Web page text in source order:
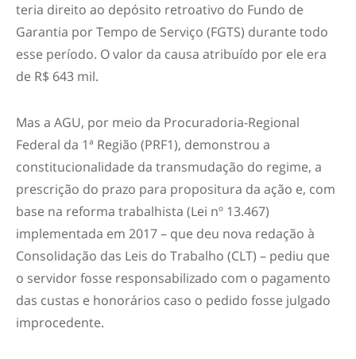
teria direito ao depósito retroativo do Fundo de
Garantia por Tempo de Serviço (FGTS) durante todo
esse período. O valor da causa atribuído por ele era
de R$ 643 mil.
Mas a AGU, por meio da Procuradoria-Regional
Federal da 1ª Região (PRF1), demonstrou a
constitucionalidade da transmudação do regime, a
prescrição do prazo para propositura da ação e, com
base na reforma trabalhista (Lei nº 13.467)
implementada em 2017 – que deu nova redação à
Consolidação das Leis do Trabalho (CLT) – pediu que
o servidor fosse responsabilizado com o pagamento
das custas e honorários caso o pedido fosse julgado
improcedente.